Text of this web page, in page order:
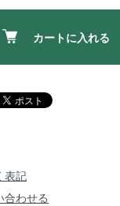
カートに入れる
表記
合わせる